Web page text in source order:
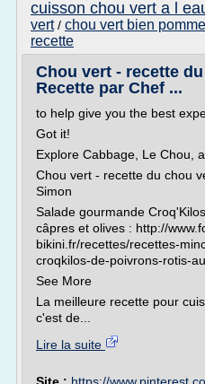
cuisson chou vert a l
vert/ chou vert bien pomme
recette
Chou vert - recette
Recette par Chef ...
to help give you the best
Got it!
Explore Cabbage, Le Chou,
Chou vert - recette du chou
Simon
Salade gourmande
câpres et olives : http://
bikini.fr/recettes/recettes-
croqkilos-de-poivrons-rotis-
See More
La meilleure recette pour
c'est de...
Lire la suite